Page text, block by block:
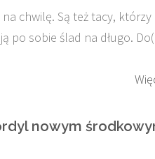
chwilę. Są też tacy, którzy
po sobie ślad na długo.
nowym